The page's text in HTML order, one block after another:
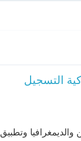
التسجيل
وتطبيق